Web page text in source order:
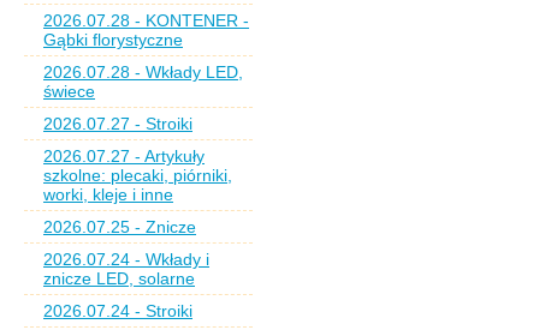
2026.07.28 - KONTENER -
Gąbki florystyczne
2026.07.28 - Wkłady LED,
świece
2026.07.27 - Stroiki
2026.07.27 - Artykuły
szkolne: plecaki, piórniki,
worki, kleje i inne
2026.07.25 - Znicze
2026.07.24 - Wkłady i
znicze LED, solarne
2026.07.24 - Stroiki